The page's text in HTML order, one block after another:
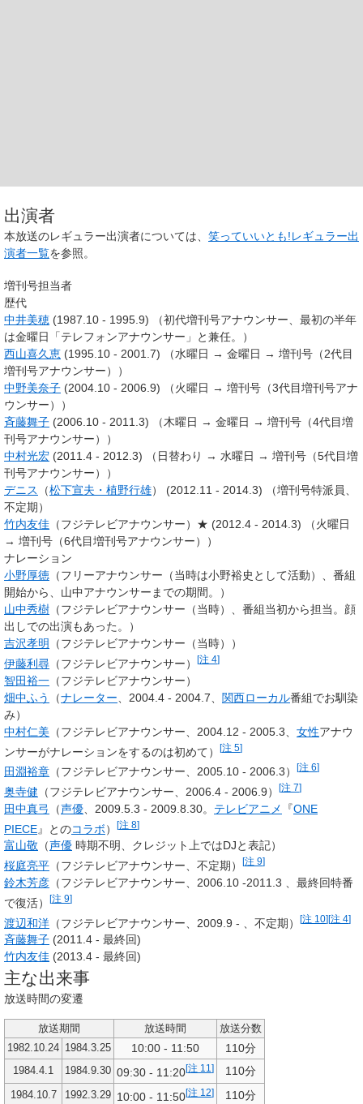
出演者
本放送のレギュラー出演者については、 笑っていいとも!レギュラー出
演者一覧を参照。
増刊号担当者
歴代
中井美穂 (1987.10 - 1995.9) （初代増刊号アナウンサー、最初の半年
は金曜日「テレフォンアナウンサー」と兼任。）
西山喜久恵 (1995.10 - 2001.7) （水曜日 → 金曜日 → 増刊号（2代目
増刊号アナウンサー））
中野美奈子 (2004.10 - 2006.9) （火曜日 → 増刊号（3代目増刊号アナ
ウンサー））
斉藤舞子 (2006.10 - 2011.3) （木曜日 → 金曜日 → 増刊号（4代目増
刊号アナウンサー））
中村光宏 (2011.4 - 2012.3) （日替わり → 水曜日 → 増刊号（5代目増
刊号アナウンサー））
デニス
（松下宣夫・植野行雄） (2012.11 - 2014.3) （増刊号特派員、
不定期）
竹内友佳 （フジテレビアナウンサー）★ (2012.4 - 2014.3) （火曜日
→ 増刊号（6代目増刊号アナウンサー））
ナレーション
小野厚徳 （フリーアナウンサー（当時は小野裕史として活動）、番組
開始から、山中アナウンサーまでの期間。）
山中秀樹 （フジテレビアナウンサー（当時）、番組当初から担当。顔
出しでの出演もあった。）
吉沢孝明
（フジテレビアナウンサー（当時））
伊藤利尋 （フジテレビアナウンサー） [注 4]
智田裕一 （フジテレビアナウンサー）
畑中ふう
（ナレーター 、2004.4 - 2004.7、 関西ローカル番組でお馴染
み）
中村仁美 （フジテレビアナウンサー、2004.12 - 2005.3、 女性アナウ
ンサーがナレーションをするのは初めて）
[注 5]
田淵裕章 （フジテレビアナウンサー、2005.10 - 2006.3） [注 6]
奥寺健 （フジテレビアナウンサー、2006.4 - 2006.9） [注 7]
田中真弓 （声優 、2009.5.3 - 2009.8.30。 テレビアニメ 『ONE
PIECE』とのコラボ） [注 8]
富山敬 （声優 時期不明、クレジット上ではDJと表記）
桜庭亮平 （フジテレビアナウンサー、不定期） [注 9]
鈴木芳彦 （フジテレビアナウンサー、2006.10 -2011.3 、最終回特番
で復活）
[注 9]
渡辺和洋 （フジテレビアナウンサー、2009.9 - 、不定期） [注 10][注 4]
斉藤舞子 (2011.4 - 最終回)
竹内友佳 (2013.4 - 最終回)
主な出来事
放送時間の変遷
放送期間 放送時間
放送分数
1982.10.24 1984.3.25 10:00 - 11:50 110分
1984.4.1 1984.9.30 09:30 - 11:20[注 11 ] 110分
1984.10.7 1992.3.29 10:00 - 11:50[注 12] 110分